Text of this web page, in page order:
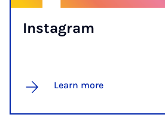
In­s­tagram
Learn more